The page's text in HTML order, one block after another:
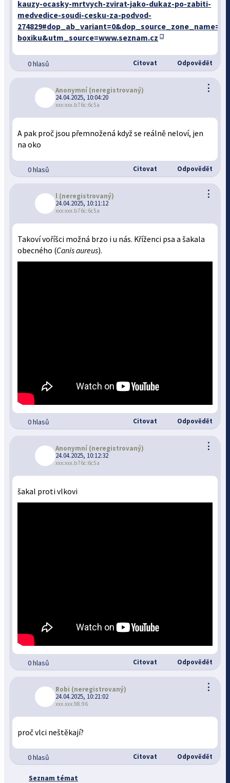
kauzy-ocasky-mrtvych-zvirat-jako-dukaz-po-zabiti-
medvedice-soudi-cesku-za-podvod-
boxiku&utm_source=www.seznam.cz
0 hlasů Citovat Odpovědět
⋮
Anonymní (neregistrovaný)
24.04.2025, 10:04:20
xxx:xxx.b76c:6c5a
A pak proč jsou přemnožená když se reálně neloví, jen
na oko
0 hlasů Citovat Odpovědět
⋮
l (neregistrovaný)
24.04.2025, 10:11:12
xxx:xxx.b76c:6c5a
Takoví voříšci možná brzo i u nás. Kříženci psa a šakala
obecného (Canis aureus).
0 hlasů Citovat Odpovědět
⋮
Anonymní (neregistrovaný)
24.04.2025, 10:12:32
xxx:xxx.b76c:6c5a
šakal proti vlkovi
0 hlasů Citovat Odpovědět
⋮
Robi (neregistrovaný)
24.04.2025, 10:21:02
xxx.xxx.98.96
proč vlci neštěkají?
0 hlasů Citovat Odpovědět
Seznam témat